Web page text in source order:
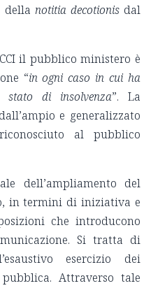
della notitia decotionisdal
il pubblico ministero è
“in ogni caso in cui ha
stato di insolvenza”. La
e generalizzato
al pubblico
dell’ampliamento del
in termini di iniziativa e
che introducono
Si tratta di
esercizio dei
Attraverso tale